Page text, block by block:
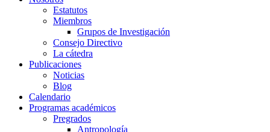
Estatutos
Miembros
Grupos de Investigación
Consejo Directivo
La cátedra
Publicaciones
Noticias
Blog
Calendario
Programas académicos
Pregrados
Antropología